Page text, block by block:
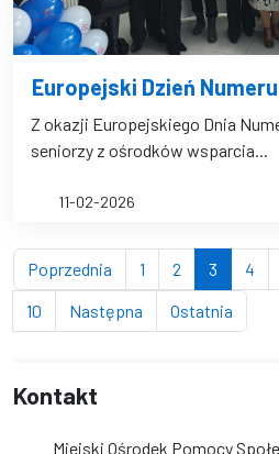
Europejski Dzień
Z okazji Europejskiego Dnia
seniorzy z ośrodków wsparcia...
11-02-2026
Poprzednia strona
1 strona
2 strona
3 4
10 stronaNastępna stronaOstatnia
Kontakt
Miejski Ośrodek Pomocy